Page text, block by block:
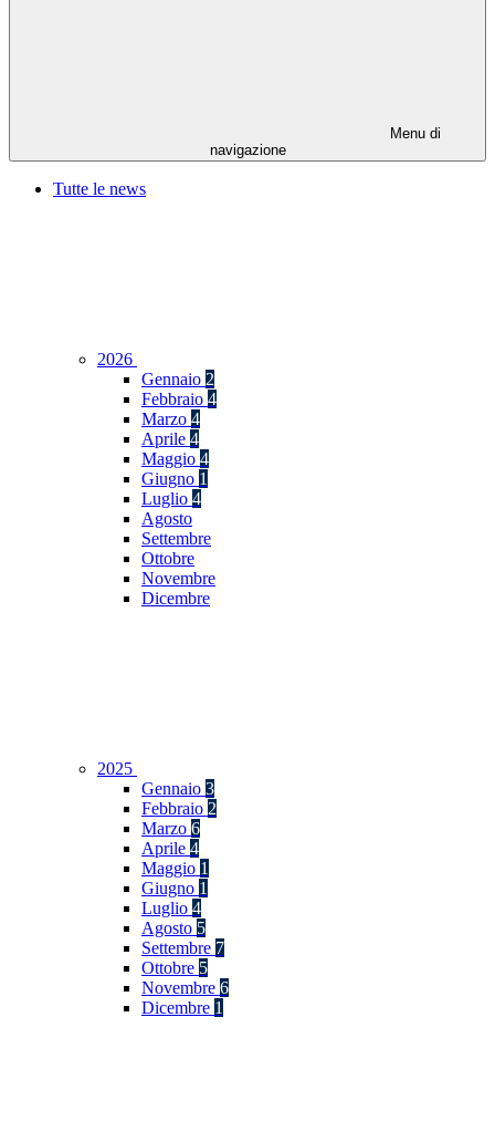
Menu di
navigazione
Tutte le news
2026
Gennaio 2
Febbraio 4
Marzo 4
Aprile 4
Maggio 4
Giugno 1
Luglio 4
Agosto
Settembre
Ottobre
Novembre
Dicembre
2025
Gennaio 3
Febbraio 2
Marzo 6
Aprile 4
Maggio 1
Giugno 1
Luglio 4
Agosto 5
Settembre 7
Ottobre 5
Novembre 6
Dicembre 1